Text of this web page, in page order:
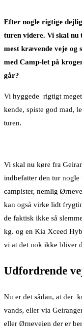
Efter nogle rigtige
turen videre. Vi skal nu
mest krævende veje og
med Camp-let på
går?
Vi hyggede rigtigt
kende, spiste god mad,
turen.
Vi skal nu køre fra
indbefatter den tur
campister, nemlig
kan også virke lidt
de faktisk ikke så
kg. og en Kia Xceed
vi at det nok ikke bliver
Udfordrende
Nu er det sådan, at der
vands, eller via
eller Ørneveien der er